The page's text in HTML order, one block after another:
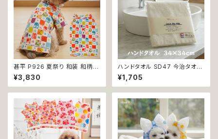
甚平 P926 夏祭り 和装 和柄
古風 伝統 日本 夏 ハンドメイド
ドッグウエア ドックウェア 男の
子 極小 小型犬 犬 猫 ペット 服
洋服 おしゃれ かわいい 可愛い
返品交換不可
¥3,830
ハンドタオル SD47 今治タオル
タオル 34×34cm Imabari Tir
er 白 アイボリー ラムコ糸 イン
ド綿 贅沢タオル 高級 シンプル
¥1,705